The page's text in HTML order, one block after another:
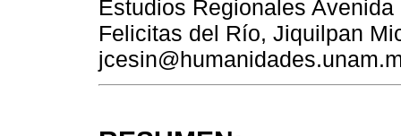
Estudios Regionales
Felicitas del Río, Jiquilpan